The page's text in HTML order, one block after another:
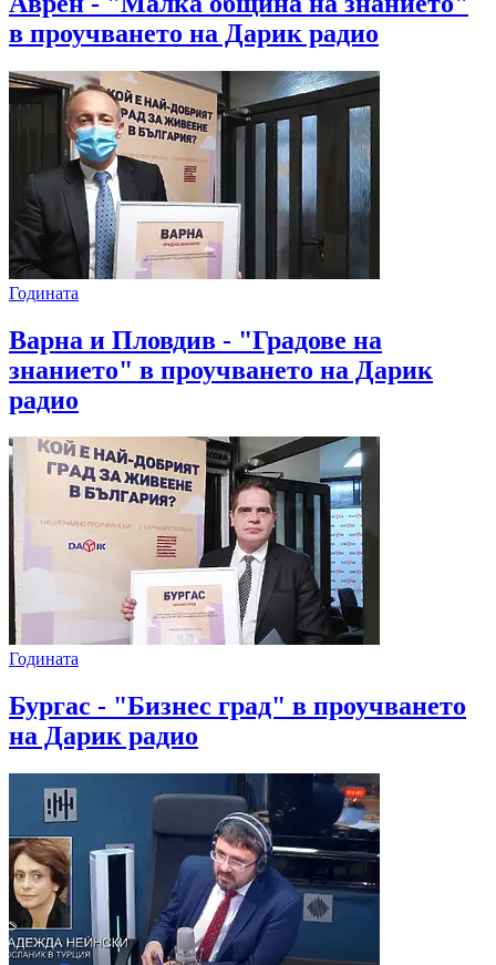
в проучването на Дарик радио
Годината
Варна и Пловдив - "Градове на
знанието" в проучването на Дарик
радио
Годината
Бургас - "Бизнес град" в проучването
на Дарик радио